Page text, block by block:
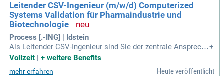
Leitender CSV-Ingenieur (m/w/d) Computerized
Systems Validation für Pharmaindustrie und
Biotechnologie
Process [.-ING] | Idstein
Als Leitender CSV-Ingenieur sind Sie der zentrale Ansprechp
artner zwischen Kunde, Qualitätssicherung und Projektmana
che und regulatorische Aspekte der Computer-System-Valid
+
Vollzeit | + weitere Benefits
mehr erfahren Heute veröffentlicht